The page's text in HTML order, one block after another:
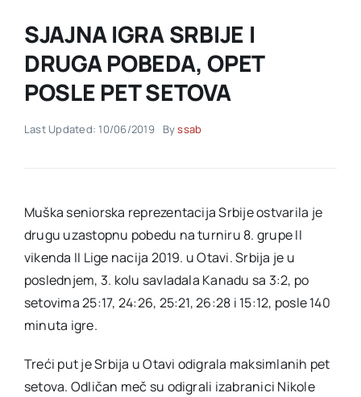
Akti SSAB
Kontakt
SJAJNA IGRA SRBIJE I
DRUGA POBEDA, OPET
POSLE PET SETOVA
Last Updated: 10/06/2019 Byssab
Muška seniorska reprezentacija Srbije ostvarila je
drugu uzastopnu pobedu na turniru 8. grupe II
vikenda II Lige nacija 2019. u Otavi. Srbija je u
poslednjem, 3. kolu savladala Kanadu sa 3:2, po
setovima 25:17, 24:26, 25:21, 26:28 i 15:12, posle 140
minuta igre.
Treći put je Srbija u Otavi odigrala maksimlanih pet
setova. Odličan meč su odigrali izabranici Nikole